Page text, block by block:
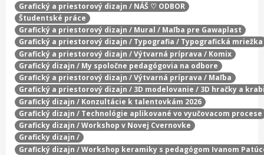
Grafický a priestorový dizajn / NÁŠ ♡ ODBOR
Študentské práce
Grafický a priestorový dizajn / Mural / Maľba pre Gawaplast
Grafický a priestorový dizajn / Typografia / Typografická mriežka
Grafický a priestorový dizajn / Výtvarná príprava / Komix
Grafický dizajn / My spoločne pedagógovia na odbore
Grafický a priestorový dizajn / Výtvarná príprava / Maľba
Grafický a priestorový dizajn / 3D modelovanie / 3D hračky a
Grafický dizajn / Konzultácie k talentovkám 2026
Grafický dizajn / Technológie aplikované vo vyučovacom procese
Graficky dizajn / Workshop v Novej Cvernovke
Graficky dizajn /
Grafický dizajn / Workshop keramiky s pedagógom Ivanom